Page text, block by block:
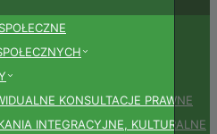
KONSULTACJE PRAWNE
INTEGRACYJNE, KULTURALNE